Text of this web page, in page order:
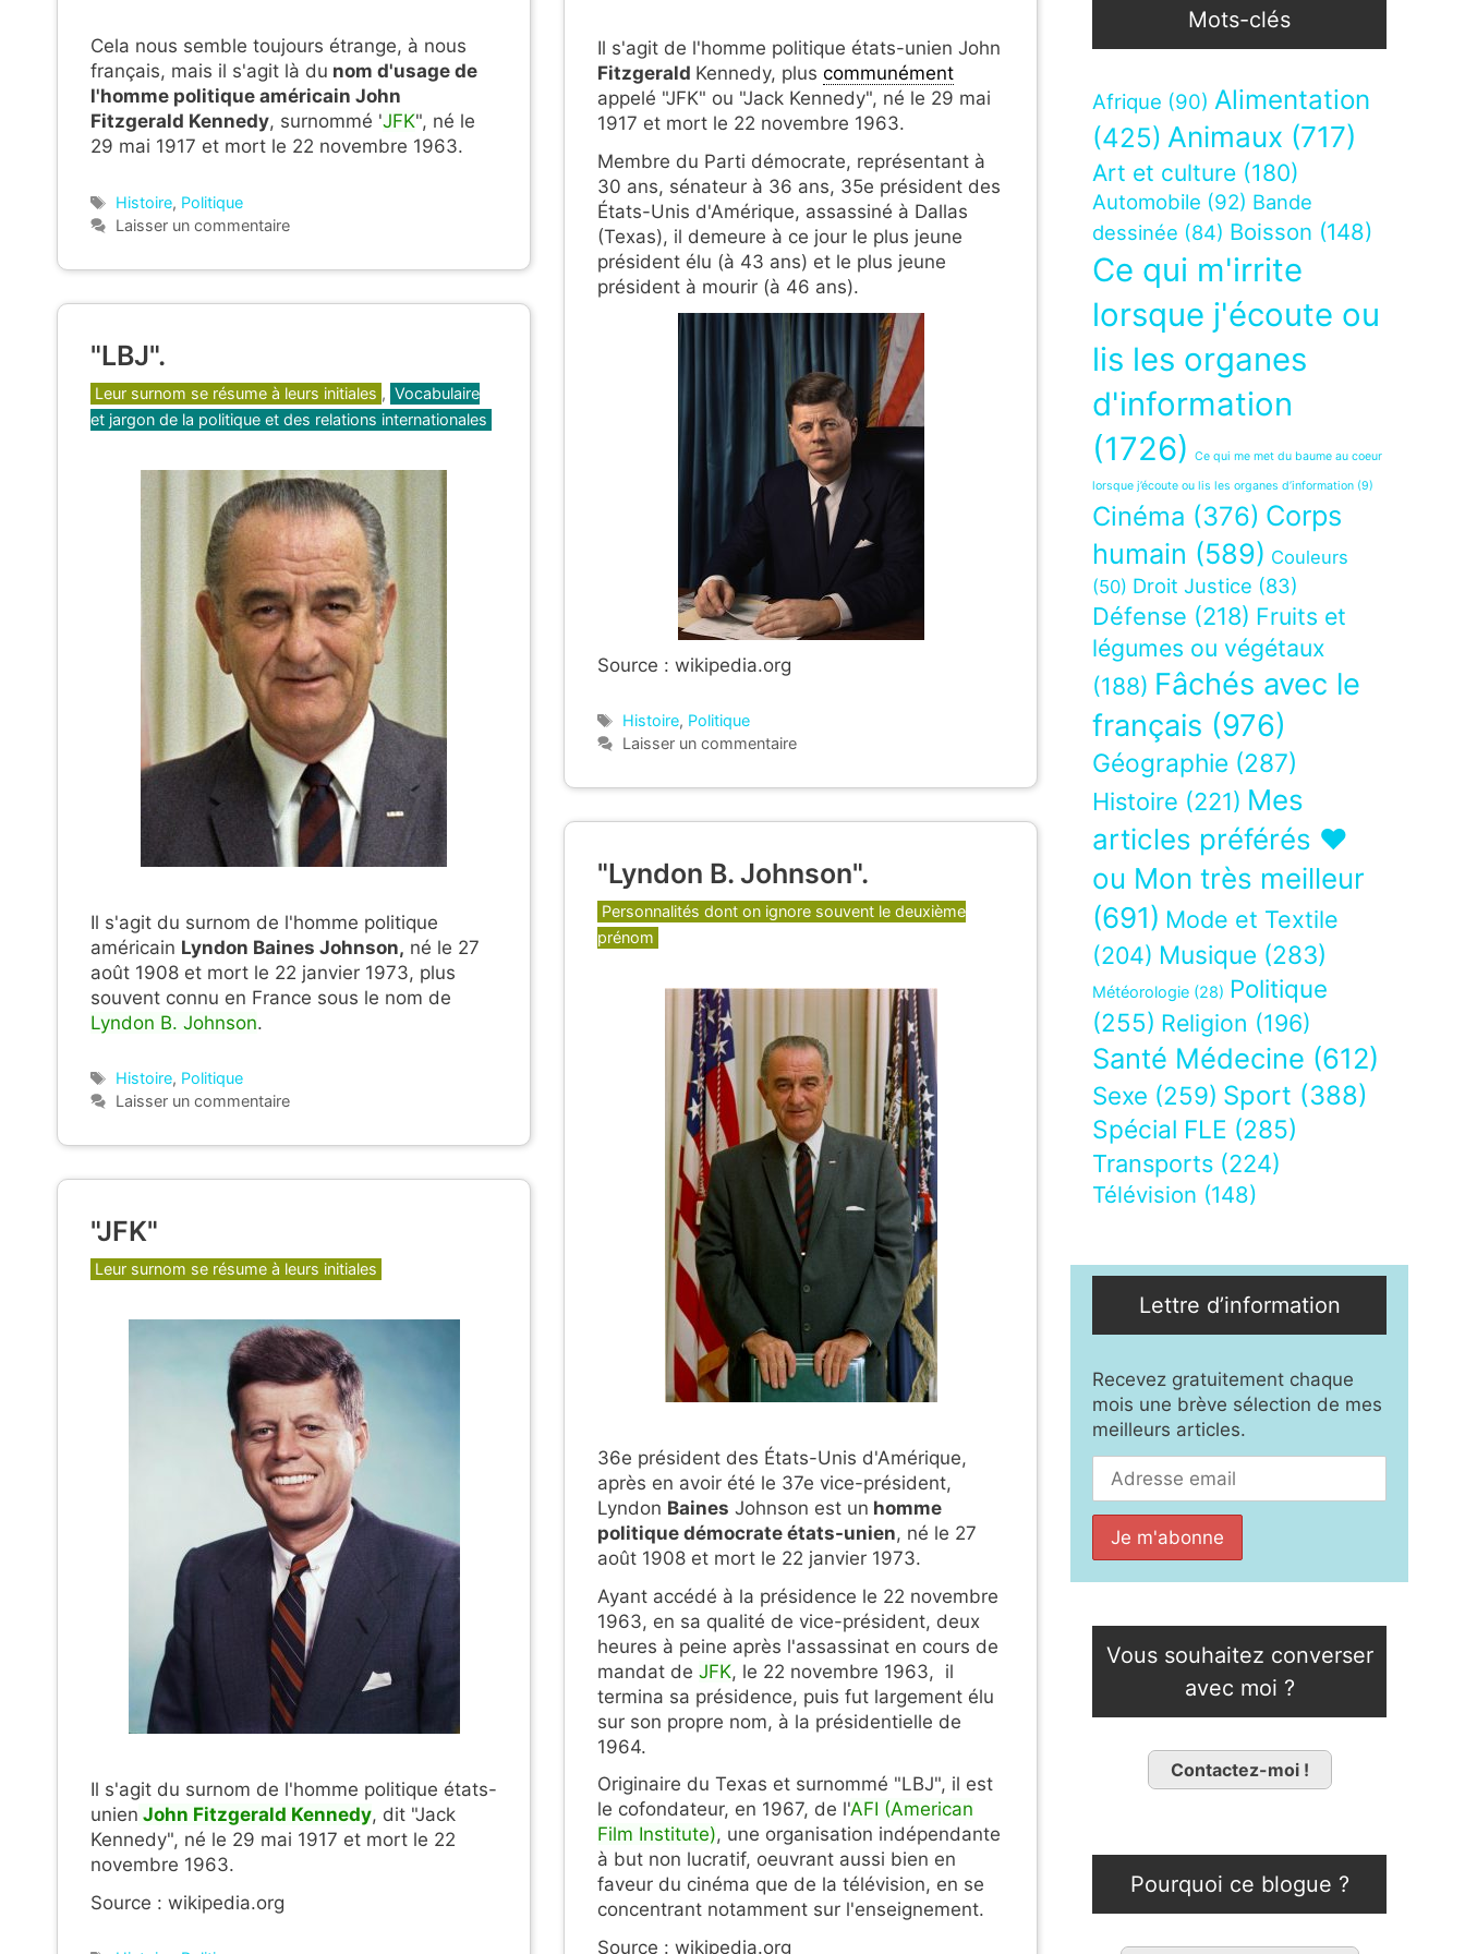
Cela nous semble toujours étrange, à nous
français, mais il s'agit là du nom d'usage de
l'homme politique américain John
Fitzgerald Kennedy, surnommé "JFK", né le
29 mai 1917 et mort le 22 novembre 1963.
Étiquettes
Histoire, Politique
Laisser un commentaire
Il s'agit de l'homme politique états-unien John
Fitzgerald Kennedy, plus communément
appelé "JFK" ou "Jack Kennedy", né le 29 mai
1917 et mort le 22 novembre 1963.
Membre du Parti démocrate, représentant à
30 ans, sénateur à 36 ans, 35e président des
États-Unis d'Amérique, assassiné à Dallas
(Texas), il demeure à ce jour le plus jeune
président élu (à 43 ans) et le plus jeune
président à mourir (à 46 ans).
Source : wikipedia.org
Étiquettes
Histoire, Politique
Laisser un commentaire
"LBJ".
Catégories
Leur surnom se résume à leurs initiales , Vocabulaire
et jargon de la politique et des relations internationales
Il s'agit du surnom de l'homme politique
américain Lyndon Baines Johnson, né le 27
août 1908 et mort le 22 janvier 1973, plus
souvent connu en France sous le nom de
Lyndon B. Johnson.
Étiquettes
Histoire, Politique
Laisser un commentaire
"Lyndon B. Johnson".
Catégories
Personnalités dont on ignore souvent le deuxième
prénom
36e président des États-Unis d'Amérique,
après en avoir été le 37e vice-président,
Lyndon Baines Johnson est un homme
politique démocrate états-unien, né le 27
août 1908 et mort le 22 janvier 1973.
Ayant accédé à la présidence le 22 novembre
1963, en sa qualité de vice-président, deux
heures à peine après l'assassinat en cours de
mandat de JFK, le 22 novembre 1963, il
termina sa présidence, puis fut largement élu
sur son propre nom, à la présidentielle de
1964.
Originaire du Texas et surnommé "LBJ", il est
le cofondateur, en 1967, de l'AFI (American
Film Institute), une organisation indépendante
à but non lucratif, oeuvrant aussi bien en
faveur du cinéma que de la télévision, en se
concentrant notamment sur l'enseignement.
Source : wikipedia.org
"JFK"
Catégories
Leur surnom se résume à leurs initiales
Il s'agit du surnom de l'homme politique états-
unien John Fitzgerald Kennedy, dit "Jack
Kennedy", né le 29 mai 1917 et mort le 22
novembre 1963.
Source : wikipedia.org
Mots-clés
Afrique (90) Alimentation
(425) Animaux (717)
Art et culture (180)
Automobile (92) Bande
dessinée (84) Boisson (148)
Ce qui m'irrite
lorsque j'écoute ou
lis les organes
d'information
(1726)
Ce qui me met du baume au coeur
lorsque j’écoute ou lis les organes d’information (9)
Cinéma (376) Corps
humain (589) Couleurs
(50) Droit Justice (83)
Défense (218) Fruits et
légumes ou végétaux
(188) Fâchés avec le
français (976)
Géographie (287)
Histoire (221) Mes
articles préférés ❤
ou Mon très meilleur
(691) Mode et Textile
(204) Musique (283)
Météorologie (28) Politique
(255) Religion (196)
Santé Médecine (612)
Sexe (259) Sport (388)
Spécial FLE (285)
Transports (224)
Télévision (148)
Lettre d’information
Recevez gratuitement chaque
mois une brève sélection de mes
meilleurs articles.
Vous souhaitez converser
avec moi ?
Contactez-moi !
Pourquoi ce blogue ?